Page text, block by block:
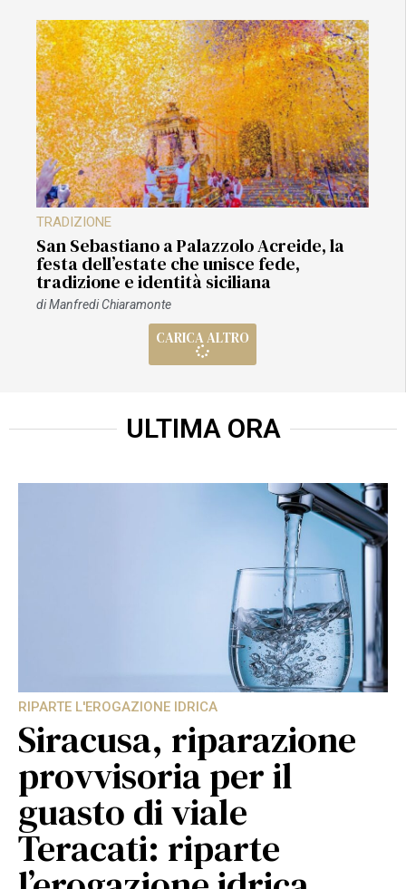
TRADIZIONE
San Sebastiano a Palazzolo Acreide, la
festa dell’estate che unisce fede,
tradizione e identità siciliana
diManfredi Chiaramonte
CARICA ALTRO
ULTIMA ORA
RIPARTE L'EROGAZIONE IDRICA
Siracusa, riparazione
provvisoria per il
guasto di viale
Teracati: riparte